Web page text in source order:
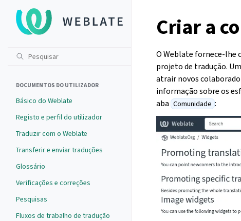
DOCUMENTOS DO UTILIZADOR
Básico do Weblate
Registo e perfil do utilizador
Traduzir com o Weblate
Transferir e enviar traduções
Glossário
Verificações e correções
Pesquisas
Fluxos de trabalho de tradução
Criar a
O Weblate fornece-lhe
projeto de tradução.
atrair novos
informação sobre os
aba Comunidade :